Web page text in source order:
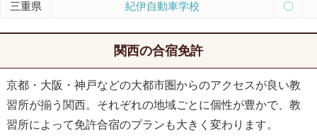
三重県
紀伊自動車学校 〇
関西の合宿免許
京都・大阪・神戸などの大都市圏からのアクセスが良い教
習所が揃う関西。それぞれの地域ごとに個性が豊かで、教
習所によって免許合宿のプランも大きく変わります。